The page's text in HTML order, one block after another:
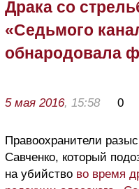
Драка со
«Седьмого
обнародовала
5 мая 2016, 15:58 0
Правоохранители
Савченко, который
на убийство во время